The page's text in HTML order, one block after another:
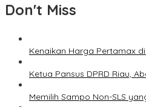
Don't Miss
Kenaikan Harga Pertamax
Ketua Pansus DPRD Riau,
Memilih Sampo Non-SLS